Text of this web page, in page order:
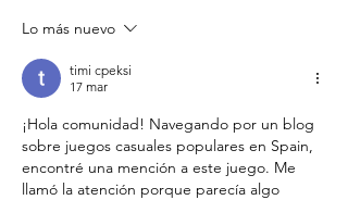
Lo más nuevo
timi cpeksi
17 mar
¡Hola comunidad! Navegando por un blog
sobre juegos casuales populares en Spain,
encontré una mención a este juego. Me
llamó la atención porque parecía algo